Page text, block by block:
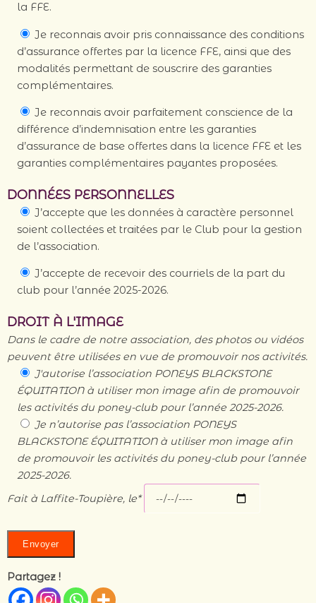
la FFE.
Je reconnais avoir pris connaissance des conditions
d’assurance offertes par la licence FFE, ainsi que des
modalités permettant de souscrire des garanties
complémentaires.
Je reconnais avoir parfaitement conscience de la
différence d’indemnisation entre les garanties
d’assurance de base offertes dans la licence FFE et les
garanties complémentaires payantes proposées.
DONNÉES PERSONNELLES
J’accepte que les données à caractère personnel
soient collectées et traitées par le Club pour la gestion
de l’association.
J’accepte de recevoir des courriels de la part du
club pour l’année 2025-2026.
DROIT À L'IMAGE
Dans le cadre de notre association, des photos ou vidéos
peuvent être utilisées en vue de promouvoir nos activités.
J'autorise l’association PONEYS BLACKSTONE
ÉQUITATION à utiliser mon image afin de promouvoir
les activités du poney-club pour l’année 2025-2026.
Je n’autorise pas l’association PONEYS
BLACKSTONE ÉQUITATION à utiliser mon image afin
de promouvoir les activités du poney-club pour l’année
2025-2026.
Fait à Laffite-Toupière, le*
Partagez !